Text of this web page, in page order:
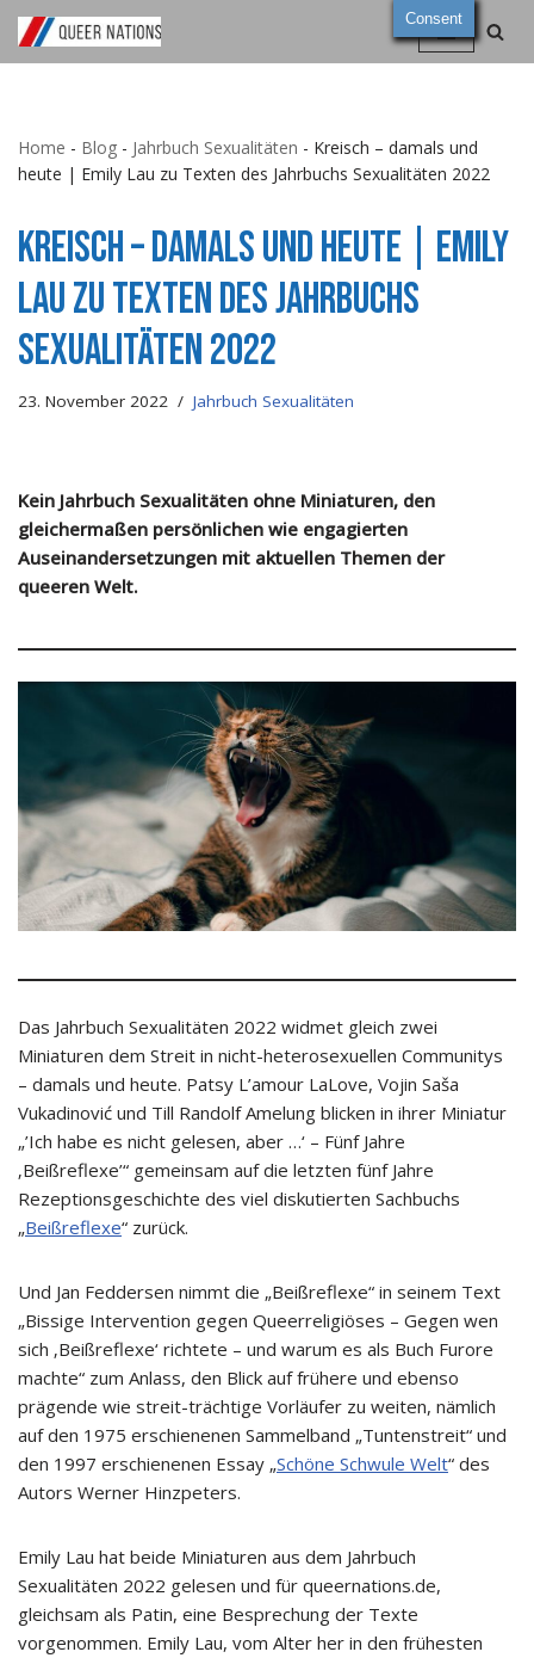
Zum
Home - Blog - Jahrbuch Sexualitäten - Kreisch – damals und
heute | Emily Lau zu Texten des Jahrbuchs Sexualitäten 2022
Kreisch – damals und heute | Emily
Lau zu Texten des Jahrbuchs
Sexualitäten 2022
23. November 2022 Jahrbuch Sexualitäten
Kein Jahrbuch Sexualitäten ohne Miniaturen, den
gleichermaßen persönlichen wie engagierten
Auseinandersetzungen mit aktuellen Themen der
queeren Welt.
Das Jahrbuch Sexualitäten 2022 widmet gleich zwei
Miniaturen dem Streit in nicht-heterosexuellen Communitys
– damals und heute. Patsy L’amour LaLove, Vojin Saša
Vukadinović und Till Randolf Amelung blicken in ihrer Miniatur
„’Ich habe es nicht gelesen, aber …‘ – Fünf Jahre
‚Beißreflexe’“ gemeinsam auf die letzten fünf Jahre
Rezeptionsgeschichte des viel diskutierten Sachbuchs
„Beißreflexe“ zurück.
Und Jan Feddersen nimmt die „Beißreflexe“ in seinem Text
„Bissige Intervention gegen Queerreligiöses – Gegen wen
sich ‚Beißreflexe‘ richtete – und warum es als Buch Furore
machte“ zum Anlass, den Blick auf frühere und ebenso
prägende wie streit-trächtige Vorläufer zu weiten, nämlich
auf den 1975 erschienenen Sammelband „Tuntenstreit“ und
den 1997 erschienenen Essay „Schöne Schwule Welt“ des
Autors Werner Hinzpeters.
Emily Lau hat beide Miniaturen aus dem Jahrbuch
Sexualitäten 2022 gelesen und für queernations.de,
gleichsam als Patin, eine Besprechung der Texte
vorgenommen. Emily Lau, vom Alter her in den frühesten
Consent